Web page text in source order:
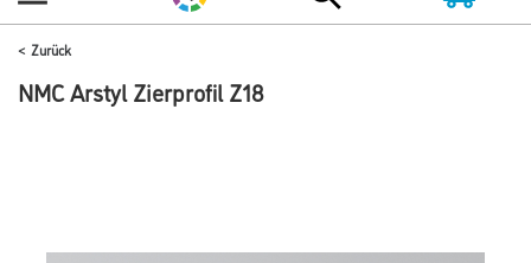
Zurück
NMC Arstyl Zierprofil Z18